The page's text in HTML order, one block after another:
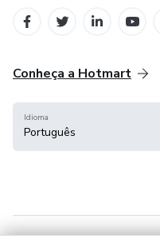
Conheça a Hotmart
Idioma
Português